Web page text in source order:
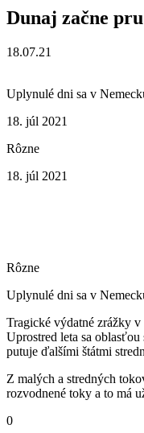
Dunaj začne
18.07.21
Uplynulé dni sa v
18. júl 2021
Rôzne
18. júl 2021
Rôzne
Uplynulé dni sa v
Tragické výdatné zrážky
Uprostred leta sa
putuje ďalšími štátmi
Z malých a stredných
rozvodnené toky a to má
0